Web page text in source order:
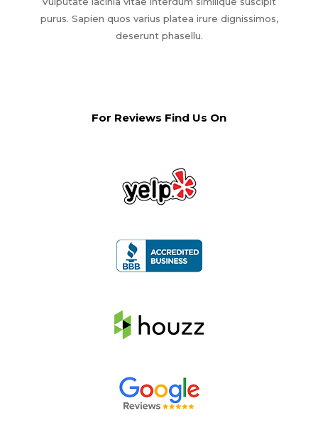
purus. Sapien quos varius platea irure dignissimos,
deserunt phasellu.
For Reviews Find Us On